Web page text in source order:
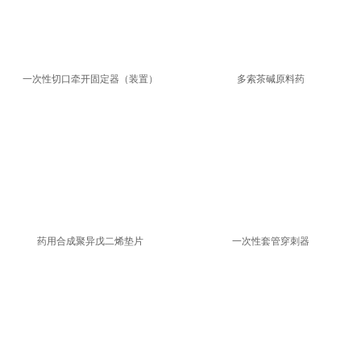
一次性切口牵开固定器（装置） 多索茶碱原料药
药用合成聚异戊二烯垫片 一次性套管穿刺器